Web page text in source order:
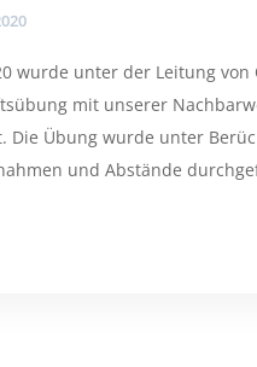
wurde unter der Leitung von
mit unserer
Die Übung wurde unter
und Abstände